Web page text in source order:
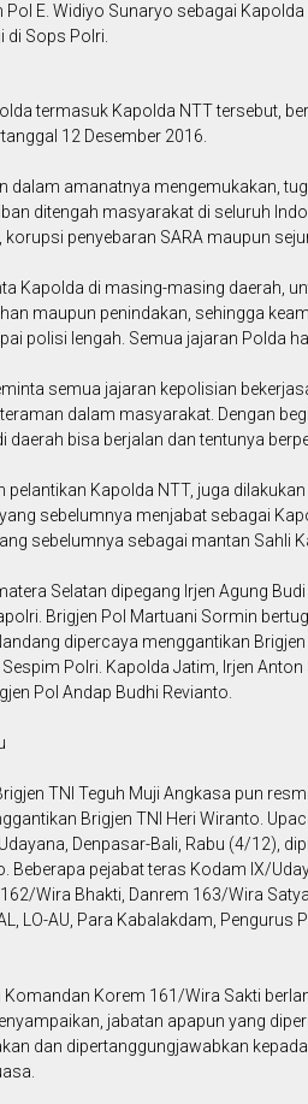
E. Widiyo Sunaryo sebagai
di Sops Polri.
termasuk Kapolda NTT tersebut,
12 Desember 2016.
dalam amanatnya mengemukakan,
ditengah masyarakat di seluruh
penyebaran SARA maupun
Kapolda di masing-masing daerah,
maupun penindakan, sehingga
polisi lengah. Semua jajaran Polda
semua jajaran kepolisian
dalam masyarakat. Dengan
daerah bisa berjalan dan tentunya
pelantikan Kapolda NTT, juga
sebelumnya menjabat sebagai
sebelumnya sebagai mantan Sahli
Selatan dipegang Irjen Agung
Brigjen Pol Martuani Sormin
dipercaya menggantikan
Polri. Kapolda Jatim, Irjen
Pol Andap Budhi Revianto.
TNI Teguh Muji Angkasa pun
Brigjen TNI Heri Wiranto.
Denpasar-Bali, Rabu (4/12),
Beberapa pejabat teras Kodam IX/
Wira Bhakti, Danrem 163/Wira
LO-AU, Para Kabalakdam,
Komandan Korem 161/Wira Sakti
jabatan apapun yang
dan dipertanggungjawabkan